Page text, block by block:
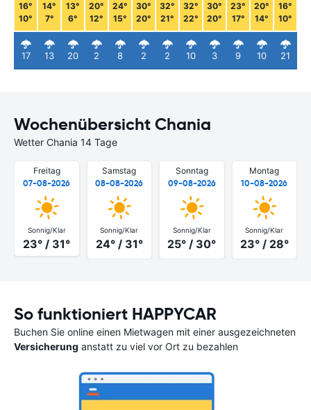
16°
10°
17
14°
7°
13
13°
6°
20
20°
12°
2
24°
15°
8
30°
20°
2
32°
21°
2
32°
22°
10
30°
20°
3
23°
17°
9
20°
14°
10
16°
10°
21
Wochenübersicht Chania
Wetter Chania 14 Tage
Freitag
07-08-2026
Sonnig/Klar
23° / 31°
Samstag
08-08-2026
Sonnig/Klar
24° / 31°
Sonntag
09-08-2026
Sonnig/Klar
25° / 30°
Montag
10-08-2026
Sonnig/Klar
23° / 28°
So funktioniert HAPPYCAR
Buchen Sie online einen Mietwagen mit einer ausgezeichneten
Versicherung anstatt zu viel vor Ort zu bezahlen